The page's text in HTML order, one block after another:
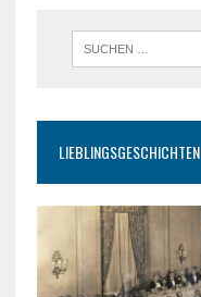
LIEBLINGSGESCHICHTEN